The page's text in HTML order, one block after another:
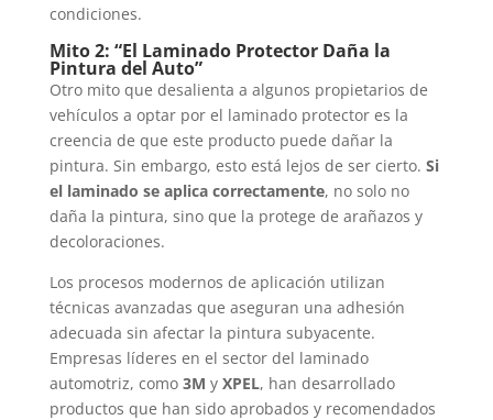
condiciones.
Mito 2: “El Laminado Protector Daña la
Pintura del Auto”
Otro mito que desalienta a algunos propietarios de
vehículos a optar por el laminado protector es la
creencia de que este producto puede dañar la
pintura. Sin embargo, esto está lejos de ser cierto. Si
el laminado se aplica correctamente, no solo no
daña la pintura, sino que la protege de arañazos y
decoloraciones.
Los procesos modernos de aplicación utilizan
técnicas avanzadas que aseguran una adhesión
adecuada sin afectar la pintura subyacente.
Empresas líderes en el sector del laminado
automotriz, como 3M y XPEL, han desarrollado
productos que han sido aprobados y recomendados